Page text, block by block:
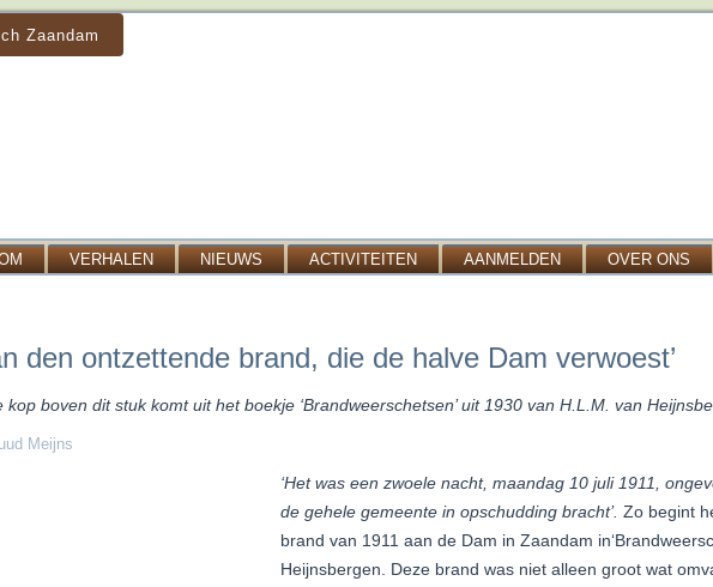
Zaandam
VERHALEN NIEUWS ACTIVITEITEN AANMELDEN OVER ONS
den ontzettende brand, die de halve Dam verwoest’
kop boven dit stuk komt uit het boekje ‘Brandweerschetsen’ uit 1930 van H.L.M. van
Meijns
‘Het was een zwoele nacht, maandag 10 juli 1911,
de gehele gemeente in opschudding bracht’. Zo begint
brand van 1911 aan de Dam in Zaandam
Heijnsbergen. Deze brand was niet alleen groot wat